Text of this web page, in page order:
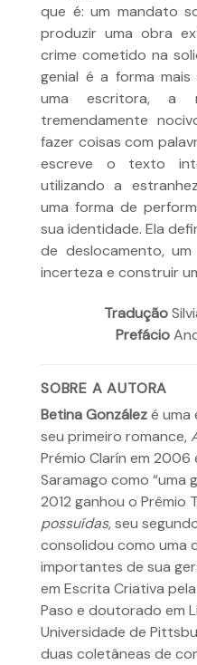
que é: um mandato
produzir uma obra
crime cometido na
genial é a forma
uma escritora, a
tremendamente
fazer coisas com
escreve o texto
utilizando a
uma forma de
sua identidade. Ela
de deslocamento,
incerteza e construir
Tradução
Prefácio
SOBRE A AUTORA
Betina Gonzálezé uma
seu primeiro romance,
Prémio Clarín em
Saramago como “uma
2012 ganhou o Prêmio
possuídas, seu
consolidou como uma
importantes de sua
em Escrita Criativa
Paso e doutorado em
Universidade de
duas coletâneas de